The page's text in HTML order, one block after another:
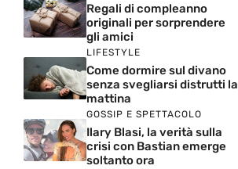
Regali di compleanno
originali per sorprendere
gli amici
LIFESTYLE
Come dormire sul divano
senza svegliarsi distrutti la
mattina
GOSSIP E SPETTACOLO
Ilary Blasi, la verità sulla
crisi con Bastian emerge
soltanto ora